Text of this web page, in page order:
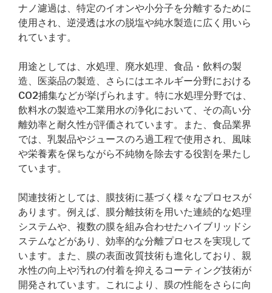
ナノ濾過は、特定のイオンや小分子を分離するために
使用され、逆浸透は水の脱塩や純水製造に広く用いら
れています。
用途としては、水処理、廃水処理、食品・飲料の製
造、医薬品の製造、さらにはエネルギー分野における
CO2捕集などが挙げられます。特に水処理分野では、
飲料水の製造や工業用水の浄化において、その高い分
離効率と耐久性が評価されています。また、食品業界
では、乳製品やジュースのろ過工程で使用され、風味
や栄養素を保ちながら不純物を除去する役割を果たし
ています。
関連技術としては、膜技術に基づく様々なプロセスが
あります。例えば、膜分離技術を用いた連続的な処理
システムや、複数の膜を組み合わせたハイブリッドシ
ステムなどがあり、効率的な分離プロセスを実現して
います。また、膜の表面改質技術も進化しており、親
水性の向上や汚れの付着を抑えるコーティング技術が
開発されています。これにより、膜の性能をさらに向